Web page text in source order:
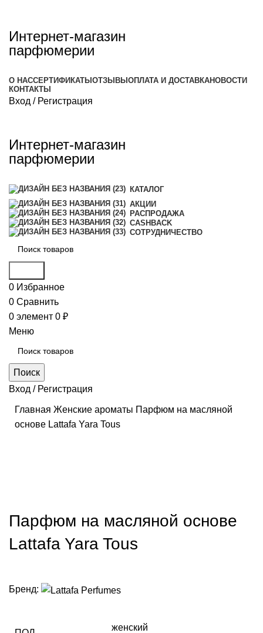
Интернет-магазин
парфюмерии
О НАССЕРТИФИКАТЫ ОТЗЫВЫ ОПЛАТА И ДОСТАВКАНОВОСТИ
КОНТАКТЫ
Вход / Регистрация
Интернет-магазин
парфюмерии
КАТАЛОГ
АКЦИИ
РАСПРОДАЖА
CASHBACK
СОТРУДНИЧЕСТВО
0 Избранное
0 Сравнить
0 элемент 0 ₽
Меню
Поиск
Вход / Регистрация
Главная Женские ароматы Парфюм на масляной
основе Lattafa Yara Tous
Парфюм на масляной основе
Lattafa Yara Tous
Бренд:
женский